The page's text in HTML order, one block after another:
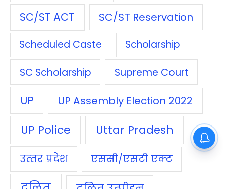
SC/ST ACT SC/ST Reservation
Scheduled Caste Scholarship
SC Scholarship Supreme Court
UP UP Assembly Election 2022
UP Police Uttar Pradesh
उत्‍तर प्रदेश एससी/एसटी एक्‍ट